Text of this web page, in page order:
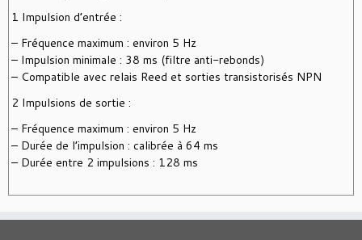
1 Impulsion d’entrée :
– Fréquence maximum : environ 5 Hz
– Impulsion minimale : 38 ms (filtre anti-rebonds)
– Compatible avec relais Reed et sorties transistorisés NPN
2 Impulsions de sortie :
– Fréquence maximum : environ 5 Hz
– Durée de l’impulsion : calibrée à 64 ms
– Durée entre 2 impulsions : 128 ms